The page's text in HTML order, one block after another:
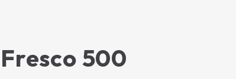
Fresco 500